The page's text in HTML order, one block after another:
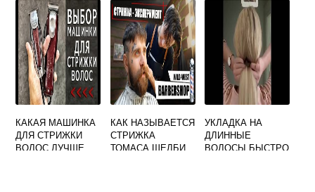
УСЛОВИЯХ
ПОШАГОВО ДЛЯ
НАЧИНАЮЩИХ
ВИДЕО
КАКАЯ МАШИНКА
ДЛЯ СТРИЖКИ
ВОЛОС ЛУЧШЕ
КАК НАЗЫВАЕТСЯ
СТРИЖКА
ТОМАСА ШЕЛБИ
УКЛАДКА НА
ДЛИННЫЕ
ВОЛОСЫ БЫСТРО